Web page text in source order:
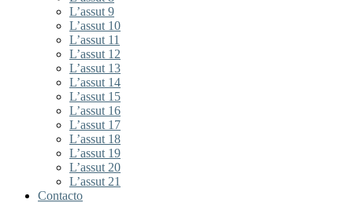
L’assut 9
L’assut 10
L’assut 11
L’assut 12
L’assut 13
L’assut 14
L’assut 15
L’assut 16
L’assut 17
L’assut 18
L’assut 19
L’assut 20
L’assut 21
Contacto